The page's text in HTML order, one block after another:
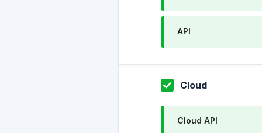
API
Cloud
Cloud API